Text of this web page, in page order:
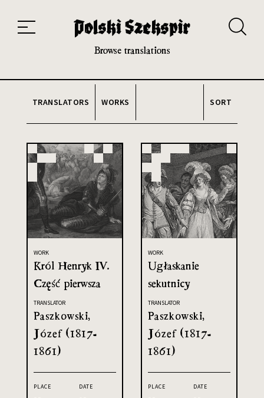
20th and 21st century module
Browse translations
TRANSLATORS WORKS SORT
WORK
Król Henryk IV.
Część pierwsza
TRANSLATOR
Paszkowski,
Józef (1817-
1861)
PLACE
DATE
WORK
Ugłaskanie
sekutnicy
TRANSLATOR
Paszkowski,
Józef (1817-
1861)
PLACE
DATE